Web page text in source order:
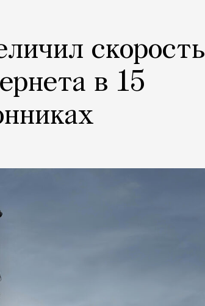
скорость
в 15